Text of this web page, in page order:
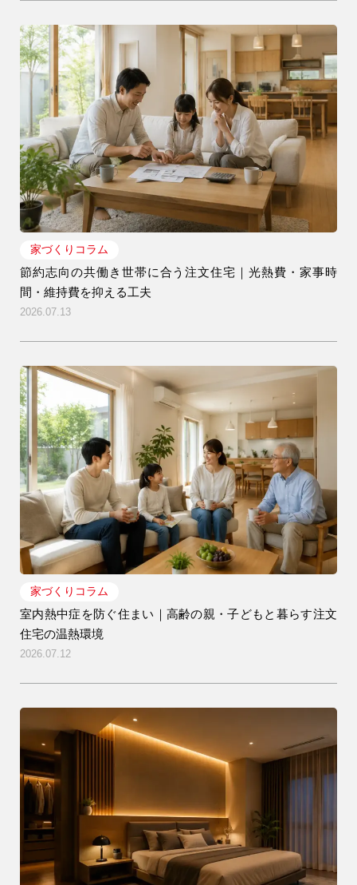
家づくりコラム
節約志向の共働き世帯に合う注文住宅｜光熱費・家事時
間・維持費を抑える工夫
2026.07.13
家づくりコラム
室内熱中症を防ぐ住まい｜高齢の親・子どもと暮らす注文
住宅の温熱環境
2026.07.12